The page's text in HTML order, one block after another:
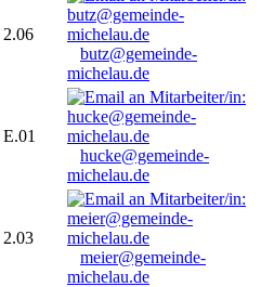
2.06
butz@gemeinde-
michelau.de
E.01
hucke@gemeinde-
michelau.de
2.03
meier@gemeinde-
michelau.de